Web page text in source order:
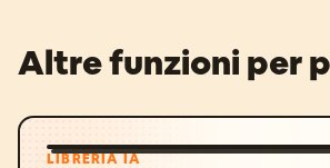
Altre funzioni per
LIBRERIA IA